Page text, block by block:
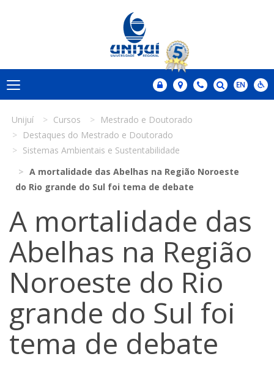
Unijuí Cursos
Mestrado e Doutorado
Destaques do Mestrado e Doutorado
Sistemas Ambientais e Sustentabilidade
A mortalidade das Abelhas na Região Noroeste
do Rio grande do Sul foi tema de debate
A mortalidade das
Abelhas na Região
Noroeste do Rio
grande do Sul foi
tema de debate